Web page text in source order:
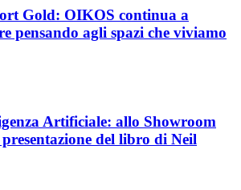
Gold: OIKOS continua a
pensando agli spazi che viviamo
Artificiale: allo Showroom
del libro di Neil